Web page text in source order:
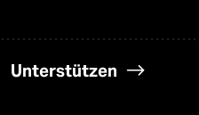
Unterstützen